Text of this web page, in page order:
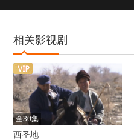
相关影视剧
全30集
西圣地